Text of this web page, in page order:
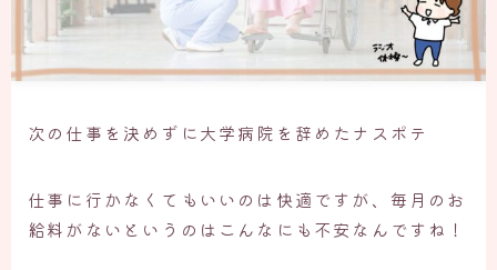
次の仕事を決めずに大学病院を辞めたナスポテ
仕事に行かなくてもいいのは快適ですが、毎月のお
給料がないというのはこんなにも不安なんですね！